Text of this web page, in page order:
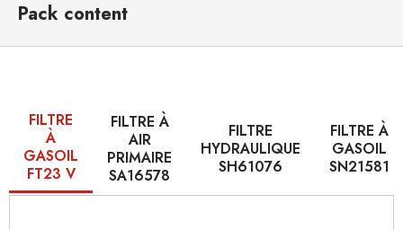
Pack content
FILTRE
À
GASOIL
FT23 V
FILTRE À
AIR
PRIMAIRE
SA16578
FILTRE
HYDRAULIQUE
SH61076
FILTRE À
GASOIL
SN21581